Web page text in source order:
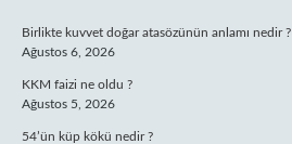
Birlikte kuvvet doğar atasözünün anlamı nedir ?
Ağustos 6, 2026
KKM faizi ne oldu ?
Ağustos 5, 2026
54’ün küp kökü nedir ?